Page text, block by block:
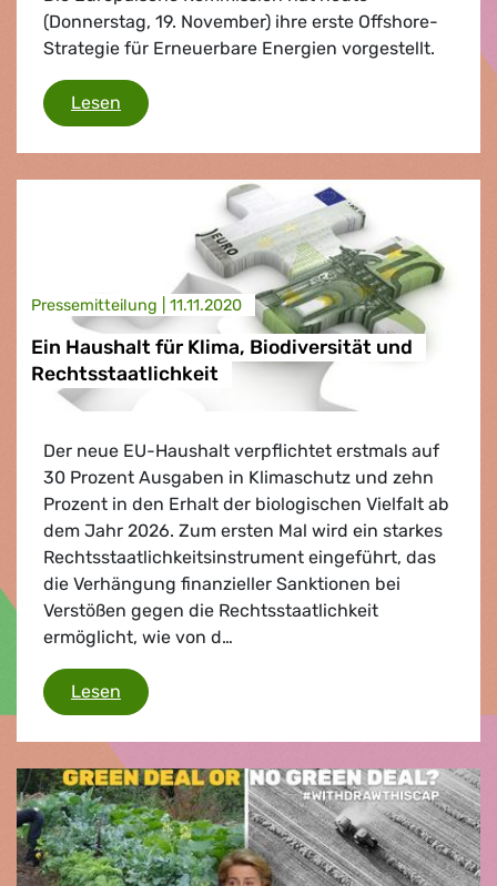
(Donnerstag, 19. November) ihre erste Offshore-
Strategie für Erneuerbare Energien vorgestellt.
Lesen Windenergie zum Baustein für den Grünen
Presse­mitteilung | 11.11.2020
Ein Haushalt für Klima, Biodiversität und
Rechtsstaatlichkeit
Der neue EU-Haushalt verpflichtet erstmals auf
30 Prozent Ausgaben in Klimaschutz und zehn
Prozent in den Erhalt der biologischen Vielfalt ab
dem Jahr 2026. Zum ersten Mal wird ein starkes
Rechtsstaatlichkeitsinstrument eingeführt, das
die Verhängung finanzieller Sanktionen bei
Verstößen gegen die Rechtsstaatlichkeit
ermöglicht, wie von d…
Lesen Ein Haushalt für Klima, Biodiversität und